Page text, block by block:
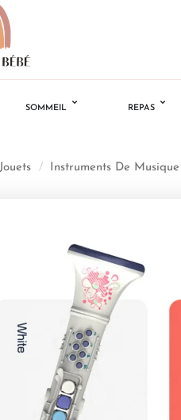
SOMMEIL REPAS
Jouets / Instruments De Musique